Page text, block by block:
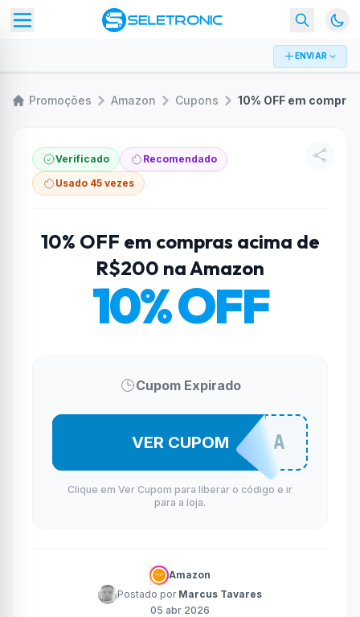
ENVIAR
Promoções Amazon Cupons
Verificado
Recomendado
Usado 45 vezes
10% OFF em compras acima de
R$200 na Amazon
10% OFF
Cupom Expirado
FAMILIA
VER CUPOM
Clique em Ver Cupom para liberar o código e ir
para a loja.
Amazon
Postado por Marcus Tavares
05 abr 2026